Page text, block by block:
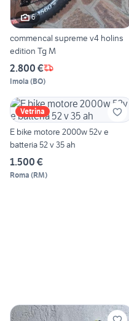
6
commencal supreme v4 holins
edition Tg M
2.800 €
Imola (BO)
Vetrina
E bike motore 2000w 52v e
batteria 52 v 35 ah
1.500 €
Roma (RM)